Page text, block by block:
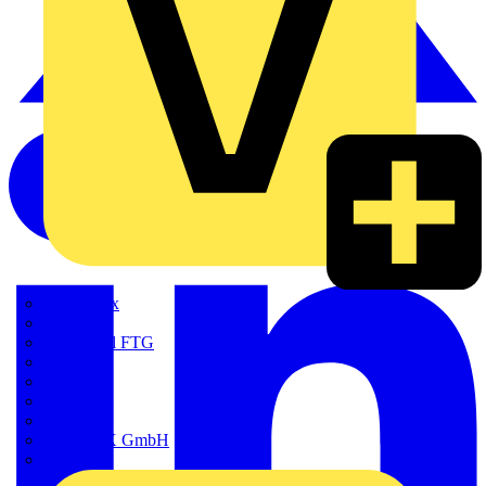
Adaptaflex
Amphenol FTG
DOTLUX GmbH